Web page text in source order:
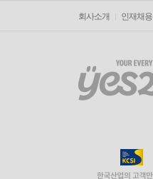
회사소개 인재채용